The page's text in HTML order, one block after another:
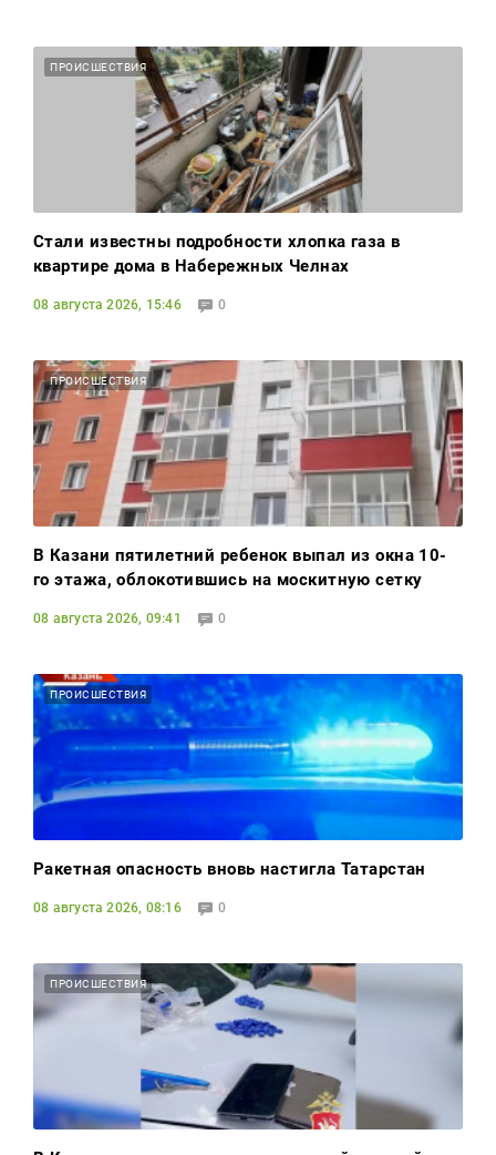
ПРОИСШЕСТВИЯ
Стали известны подробности хлопка газа в
квартире дома в Набережных Челнах
08 августа 2026, 15:46 0
ПРОИСШЕСТВИЯ
В Казани пятилетний ребенок выпал из окна 10-
го этажа, облокотившись на москитную сетку
08 августа 2026, 09:41 0
ПРОИСШЕСТВИЯ
Ракетная опасность вновь настигла Татарстан
08 августа 2026, 08:16 0
ПРОИСШЕСТВИЯ